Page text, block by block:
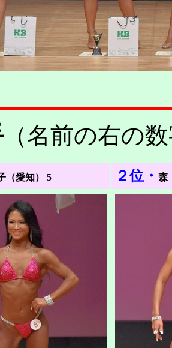
（名前の右の
愛知） 5 ２位・ 森